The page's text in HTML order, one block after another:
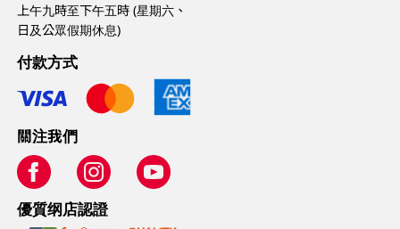
上午九時至下午五時 (星期六、
日及公眾假期休息)
付款方式
關注我們
優質纲店認證